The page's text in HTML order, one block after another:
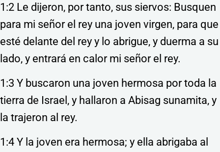
1:2 Le dijeron, por tanto, sus siervos: Busquen
para mi señor el rey una joven virgen, para que
esté delante del rey y lo abrigue, y duerma a su
lado, y entrará en calor mi señor el rey.
1:3 Y buscaron una joven hermosa por toda la
tierra de Israel, y hallaron a Abisag sunamita, y
la trajeron al rey.
1:4 Y la joven era hermosa; y ella abrigaba al